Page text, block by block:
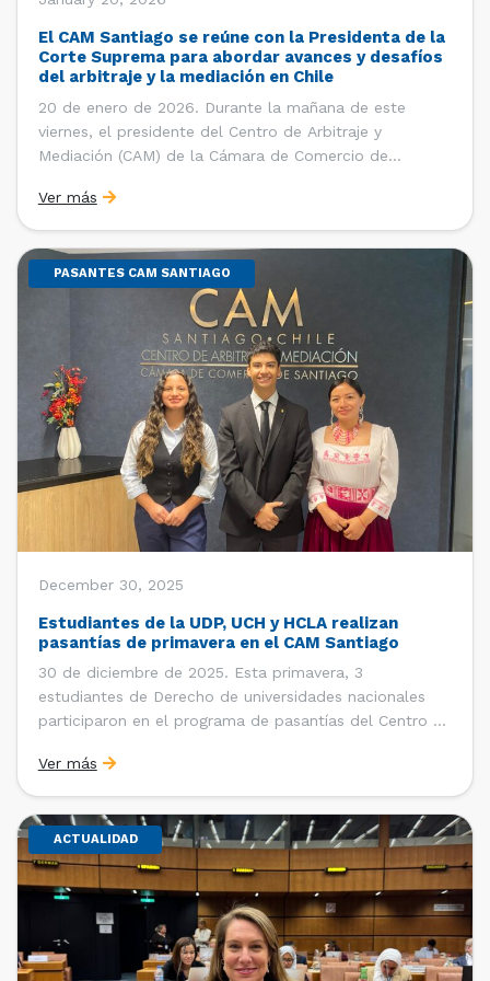
El CAM Santiago se reúne con la Presidenta de la
Corte Suprema para abordar avances y desafíos
del arbitraje y la mediación en Chile
20 de enero de 2026. Durante la mañana de este
viernes, el presidente del Centro de Arbitraje y
Mediación (CAM) de la Cámara de Comercio de
del CAM Santiago, Ximena Vial; y el gerente general de
la CCS, Carlos Soublette, sostuvieron un encuentro […]
Ver más
PASANTES CAM SANTIAGO
December 30, 2025
Estudiantes de la UDP, UCH y HCLA realizan
pasantías de primavera en el CAM Santiago
30 de diciembre de 2025. Esta primavera, 3
estudiantes de Derecho de universidades nacionales
participaron en el programa de pasantías del Centro de
de Santiago (CCS). Entre el 3 de noviembre y el 30 de
diciembre realizaron su pasantía Ingrid Ivania […]
Ver más
ACTUALIDAD